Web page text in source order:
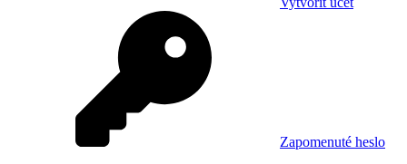
Zapomenuté heslo